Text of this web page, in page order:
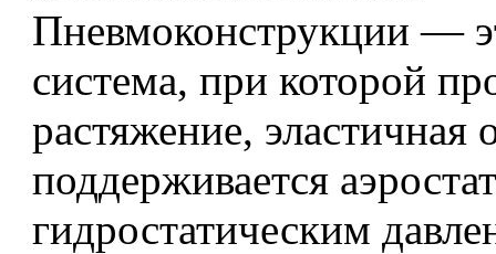
Пневмоконструкции —
система, при которой
растяжение, эластичная
поддерживается
гидростатическим